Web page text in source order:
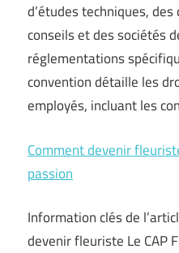
d’études techniques,
conseils et des sociétés
réglementations
convention détaille les
employés, incluant les
Comment devenir
passion
Information clés de
devenir fleuriste Le CAP